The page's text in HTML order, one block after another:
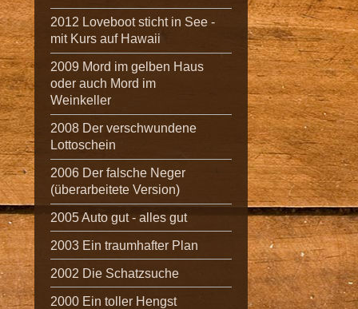
2012 Loveboot sticht in See -
mit Kurs auf Hawaii
2009 Mord im gelben Haus
oder auch Mord im
Weinkeller
2008 Der verschwundene
Lottoschein
2006 Der falsche Neger
(überarbeitete Version)
2005 Auto gut - alles gut
2003 Ein traumhafter Plan
2002 Die Schatzsuche
2000 Ein toller Hengst